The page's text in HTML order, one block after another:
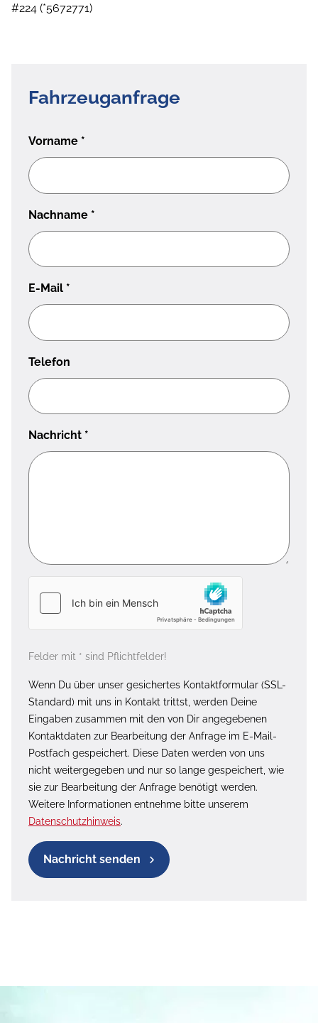
#224 (*5672771)
Fahrzeuganfrage
Vorname *
Nachname *
E-Mail *
Telefon
Nachricht *
Felder mit * sind Pflichtfelder!
Wenn Du über unser gesichertes Kontaktformular (SSL-
Standard) mit uns in Kontakt trittst, werden Deine
Eingaben zusammen mit den von Dir angegebenen
Kontaktdaten zur Bearbeitung der Anfrage im E-Mail-
Postfach gespeichert. Diese Daten werden von uns
nicht weitergegeben und nur so lange gespeichert, wie
sie zur Bearbeitung der Anfrage benötigt werden.
Weitere Informationen entnehme bitte unserem
Datenschutzhinweis.
Nachricht senden